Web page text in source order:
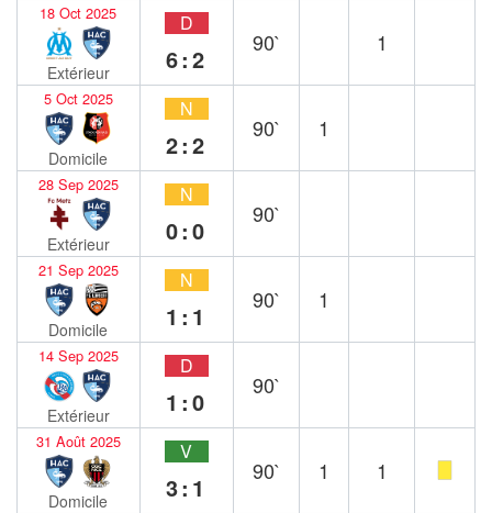
18 Oct 2025
Extérieur
D
6:2
90` 1
5 Oct 2025
Domicile
N
2:2
90` 1
28 Sep 2025
Extérieur
N
0:0
90`
21 Sep 2025
Domicile
N
1:1
90` 1
14 Sep 2025
Extérieur
D
1:0
90`
31 Août 2025
Domicile
V
3:1
90` 1 1